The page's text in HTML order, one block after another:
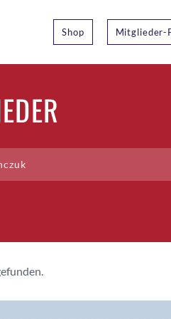
Shop Mitglieder-